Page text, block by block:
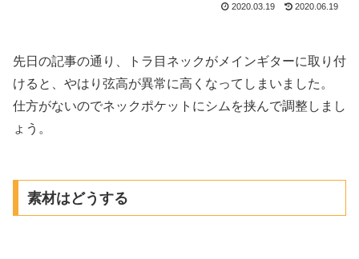
2020.03.19 2020.06.19
先日の記事の通り、トラ目ネックがメインギターに取り付
けると、やはり弦高が異常に高くなってしまいました。
仕方がないのでネックポケットにシムを挟んで調整しまし
ょう。
素材はどうする